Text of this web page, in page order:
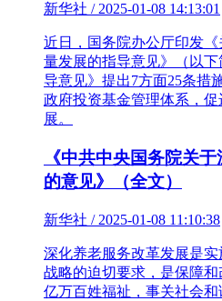
新华社 / 2025-01-08 14:13:01
近日，国务院办公厅印发
量发展的指导意见》（以
导意见》提出7方面25条措
政府投资基金管理体系，
展。
《中共中央国务院关
的意见》（全文）
新华社 / 2025-01-08 11:10:38
深化养老服务改革发展是
战略的迫切要求，是保障
亿万百姓福祉，事关社会